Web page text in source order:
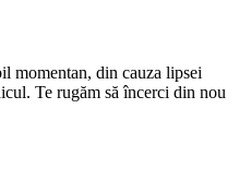
momentan, din cauza lipsei
Te rugăm să încerci din nou